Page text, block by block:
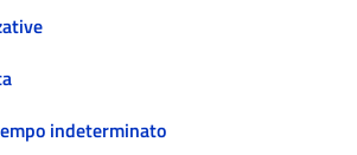
indeterminato